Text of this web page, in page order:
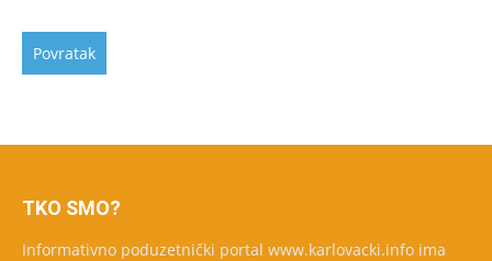
TKO SMO?
Informativno poduzetnički portal www.karlovacki.info ima